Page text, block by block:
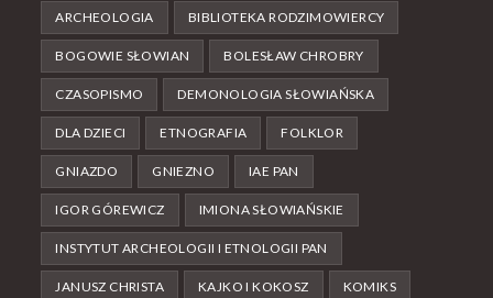
ARCHEOLOGIA BIBLIOTEKA RODZIMOWIERCY
BOGOWIE SŁOWIAN BOLESŁAW CHROBRY
CZASOPISMO DEMONOLOGIA SŁOWIAŃSKA
DLA DZIECI ETNOGRAFIA FOLKLOR
GNIAZDO GNIEZNO IAE PAN
IGOR GÓREWICZ IMIONA SŁOWIAŃSKIE
INSTYTUT ARCHEOLOGII I ETNOLOGII PAN
JANUSZ CHRISTA KAJKO I KOKOSZ KOMIKS